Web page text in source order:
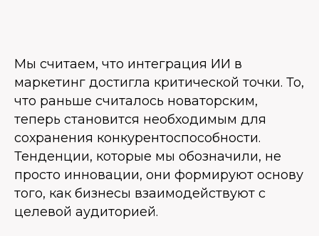
Мы считаем, что интеграция ИИ в
маркетинг достигла критической точки. То,
что раньше считалось новаторским,
теперь становится необходимым для
сохранения конкурентоспособности.
Тенденции, которые мы обозначили, не
просто инновации, они формируют основу
того, как бизнесы взаимодействуют с
целевой аудиторией.